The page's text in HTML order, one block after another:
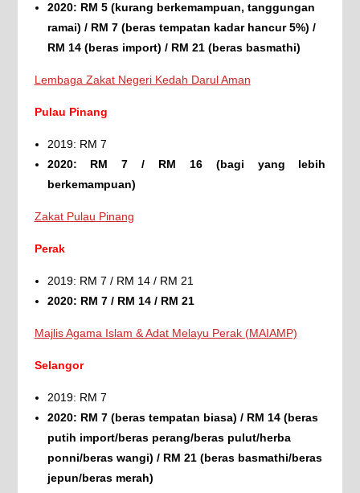
2020: RM 5 (kurang berkemampuan, tanggungan
ramai) / RM 7 (beras tempatan kadar hancur 5%) /
RM 14 (beras import) / RM 21 (beras basmathi)
Lembaga Zakat Negeri Kedah Darul Aman
Pulau Pinang
2019: RM 7
2020: RM 7 / RM 16 (bagi yang lebih
berkemampuan)
Zakat Pulau Pinang
Perak
2019: RM 7 / RM 14 / RM 21
2020: RM 7 / RM 14 / RM 21
Majlis Agama Islam & Adat Melayu Perak (MAIAMP)
Selangor
2019: RM 7
2020: RM 7 (beras tempatan biasa) / RM 14 (beras
putih import/beras perang/beras pulut/herba
ponni/beras wangi) / RM 21 (beras basmathi/beras
jepun/beras merah)